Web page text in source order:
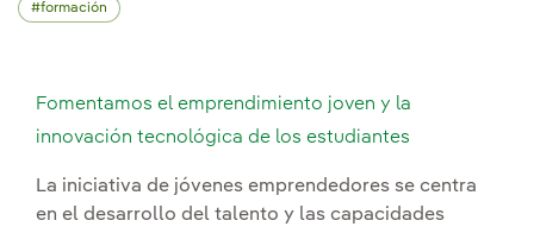
formación
Fomentamos el emprendimiento joven y la
innovación tecnológica de los estudiantes
La iniciativa de jóvenes emprendedores se centra
en el desarrollo del talento y las capacidades